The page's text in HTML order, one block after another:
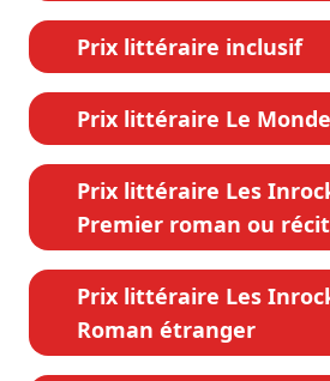
Prix littéraire inclusif
Prix littéraire Le Monde
Prix littéraire Les
Premier roman ou récit
Prix littéraire Les
Roman étranger